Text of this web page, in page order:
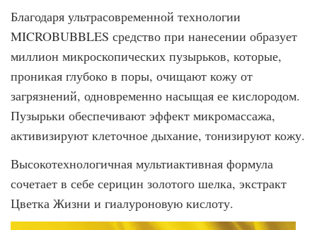
Благодаря ультрасовременной технологии
MICROBUBBLES средство при нанесении образует
миллион микроскопических пузырьков, которые,
проникая глубоко в поры, очищают кожу от
загрязнений, одновременно насыщая ее кислородом.
Пузырьки обеспечивают эффект микромассажа,
активизируют клеточное дыхание, тонизируют кожу.
Высокотехнологичная мультиактивная формула
сочетает в себе серицин золотого шелка, экстракт
Цветка Жизни и гиалуроновую кислоту.